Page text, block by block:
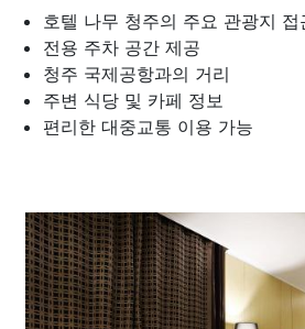
호텔 나무 청주의 주요 관광지 접
전용 주차 공간 제공
청주 국제공항과의 거리
주변 식당 및 카페 정보
편리한 대중교통 이용 가능